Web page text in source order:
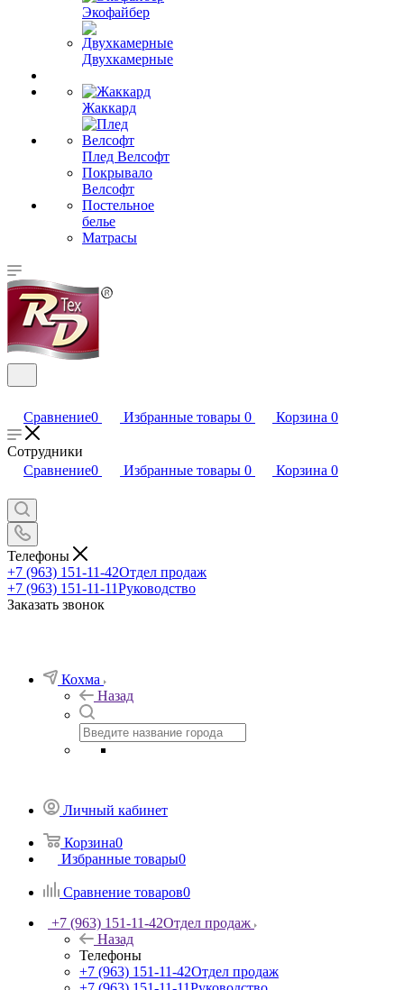
Экофайбер
Двухкамерные
Жаккард
Плед Велсофт
Покрывало
Велсофт
Постельное
белье
Матрасы
Сравнение0 Избранные товары 0 Корзина 0
Сотрудники
Сравнение0 Избранные товары 0 Корзина 0
Телефоны
+7 (963) 151-11-42Отдел продаж
+7 (963) 151-11-11Руководство
Заказать звонок
Кохма
Назад
Личный кабинет
Корзина0
Избранные товары0
Сравнение товаров0
+7 (963) 151-11-42Отдел продаж
Назад
Телефоны
+7 (963) 151-11-42Отдел продаж